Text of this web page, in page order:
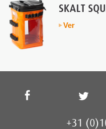
SKALT
Ver
+31